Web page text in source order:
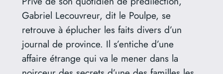
Gabriel Lecouvreur, dit le Poulpe, se
retrouve à éplucher les faits divers d’un
journal de province. Il s’entiche d’une
affaire étrange qui va le mener dans la